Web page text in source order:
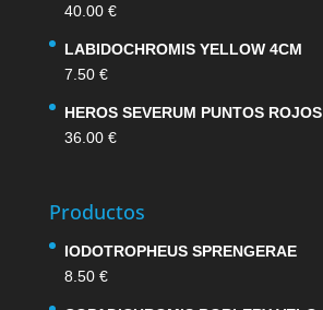
40.00 €
LABIDOCHROMIS YELLOW 4CM
7.50 €
HEROS SEVERUM PUNTOS ROJOS
36.00 €
Productos
IODOTROPHEUS SPRENGERAE
8.50 €